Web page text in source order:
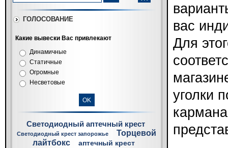
ГОЛОСОВАНИЕ
Какие вывески Вас привлекают
Динамичные
Статичные
Огромные
Несветовые
Светодиодный аптечный крест
Светодиодный крест запорожье
Торцевой
лайтбокс
аптечный крест
вас
Для
уголки